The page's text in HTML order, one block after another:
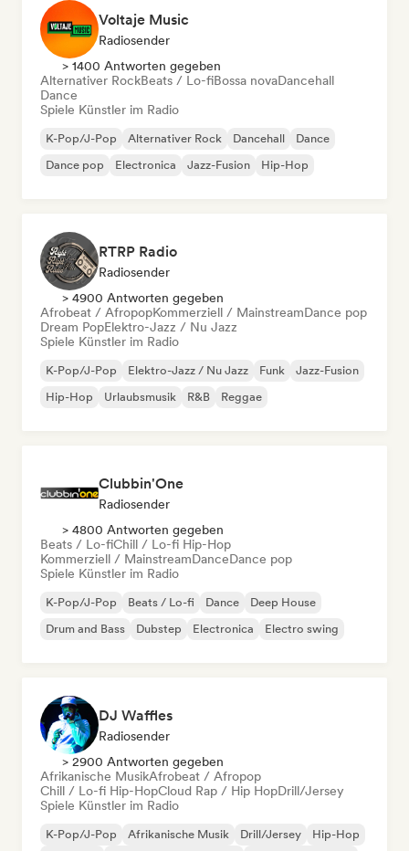
Voltaje Music
Radiosender
> 1400 Antworten gegeben
Alternativer RockBeats / Lo-fiBossa novaDancehall
Dance
Spiele Künstler im Radio
K-Pop/J-Pop Alternativer Rock Dancehall
Dance
Dance pop
Electronica Jazz-Fusion Hip-Hop
RTRP Radio
Radiosender
> 4900 Antworten gegeben
Afrobeat / AfropopKommerziell / MainstreamDance pop
Dream PopElektro-Jazz / Nu Jazz
Spiele Künstler im Radio
K-Pop/J-Pop Elektro-Jazz / Nu Jazz Funk
Jazz-Fusion
Hip-Hop
Urlaubsmusik R&B Reggae
Clubbin'One
Radiosender
> 4800 Antworten gegeben
Beats / Lo-fiChill / Lo-fi Hip-Hop
Kommerziell / MainstreamDanceDance pop
Spiele Künstler im Radio
K-Pop/J-Pop Beats / Lo-fi Dance
Deep House
Drum and Bass
Dubstep Electronica Electro swing
DJ Waffles
Radiosender
> 2900 Antworten gegeben
Afrikanische MusikAfrobeat / Afropop
Chill / Lo-fi Hip-HopCloud Rap / Hip HopDrill/Jersey
Spiele Künstler im Radio
K-Pop/J-Pop Afrikanische Musik Drill/Jersey
Hip-Hop